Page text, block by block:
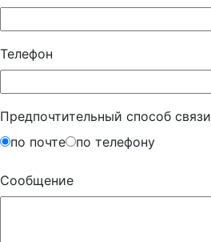
Телефон
Предпочтительный способ связи
по почте
по телефону
Сообщение